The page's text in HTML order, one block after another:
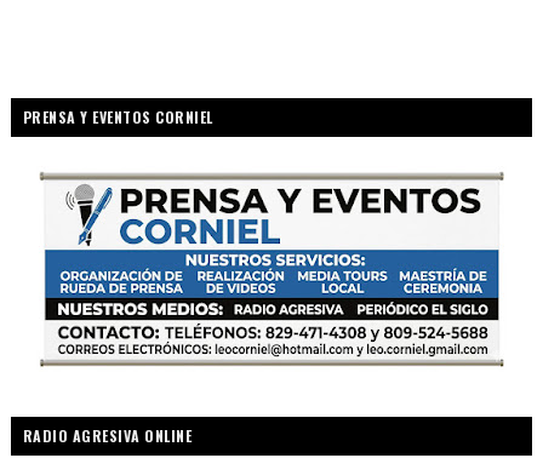
PRENSA Y EVENTOS CORNIEL
RADIO AGRESIVA ONLINE